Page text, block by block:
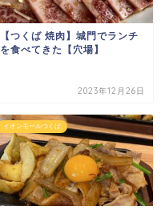
【つくば 焼肉】城門でランチ
を食べてきた【穴場】
2023年12月26日
イオンモールつくば